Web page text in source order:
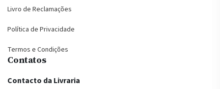
Livro de Reclamações
Política de Privacidade
Termos e Condições
Contatos
Contacto da Livraria